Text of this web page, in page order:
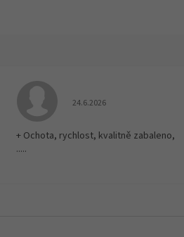
Hodnocení obchodu je 5 z
24.6.2026
+ Ochota, rychlost, kvalitně zabaleno,
.....